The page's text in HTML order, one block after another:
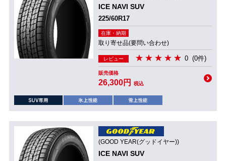
ICE NAVI SUV
225/60R17
在庫・納期
取り寄せ品(要問い合わせ)
レビュー 0 (0件)
販売価格
26,300円 税込
(GOOD YEAR(グッドイヤー))
ICE NAVI SUV